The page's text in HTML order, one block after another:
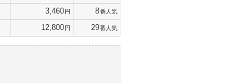
3,460円 8番人気
12,800円 29番人気